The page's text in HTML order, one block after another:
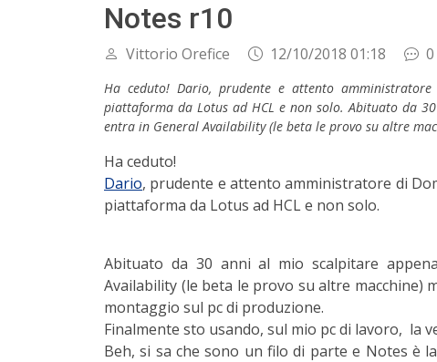
Notes r10
Vittorio Orefice 12/10/2018 01:18 0
Ha ceduto! Dario, prudente e attento
piattaforma da Lotus ad HCL e non solo. Abituato da
entra in General Availability (le beta le provo su altre
Ha ceduto!
Dario, prudente e attento amministratore di
piattaforma da Lotus ad HCL e non solo.
Abituato da 30 anni al mio scalpitare
Availability (le beta le provo su altre macchine)
montaggio sul pc di produzione.
Finalmente sto usando, sul mio pc di lavoro, la
Beh, si sa che sono un filo di parte e Notes è